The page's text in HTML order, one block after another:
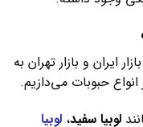
ایران و بازار تهران به
حبوبات می‌دازیم.
لوبیا سفید، لوبیا